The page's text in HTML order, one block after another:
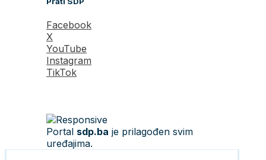
Facebook
X
YouTube
Instagram
TikTok
Portal sdp.ba je prilagođen svim
uređajima.